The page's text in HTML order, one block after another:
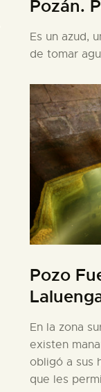
Pozán.
Es un azud,
de tomar
Pozo
En la zona
existen
obligó a sus
que les